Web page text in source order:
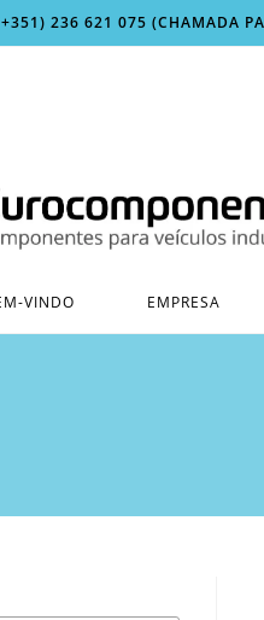
236 621 075 (CHAMADA
VINDO EMPRESA